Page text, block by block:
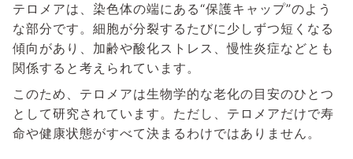
テロメアは、染色体の端にある“保護キャップ”のよう
な部分です。細胞が分裂するたびに少しずつ短くなる
傾向があり、加齢や酸化ストレス、慢性炎症などとも
関係すると考えられています。
このため、テロメアは生物学的な老化の目安のひとつ
として研究されています。ただし、テロメアだけで寿
命や健康状態がすべて決まるわけではありません。